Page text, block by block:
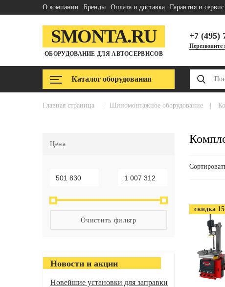
О компании Бренды Оплата и доставка Гарантия и сервис
SMONTA.RU
ОБОРУДОВАНИЕ ДЛЯ АВТОСЕРВИСОВ
+7 (495)
Перезвоните
Каталог оборудования
главная страница шиномонтажное оборудование
Цена
Новости и акции
Новейшие установки для заправки
скидка